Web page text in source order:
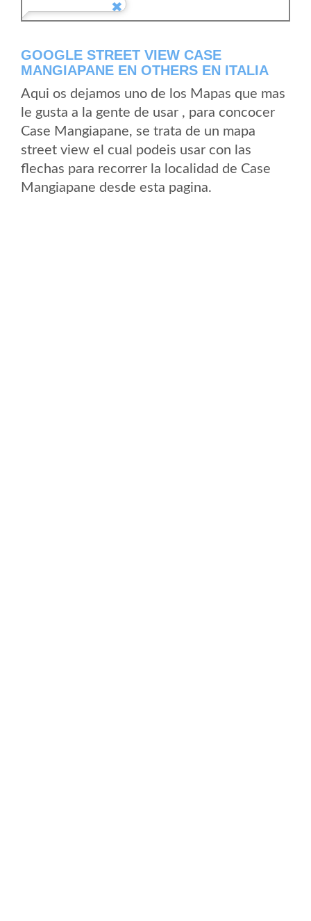
GOOGLE STREET VIEW CASE
MANGIAPANE EN OTHERS EN ITALIA
Aqui os dejamos uno de los Mapas que mas
le gusta a la gente de usar , para concocer
Case Mangiapane, se trata de un mapa
street view el cual podeis usar con las
flechas para recorrer la localidad de Case
Mangiapane desde esta pagina.